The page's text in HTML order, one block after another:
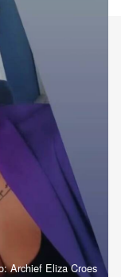
Archief Eliza Croes